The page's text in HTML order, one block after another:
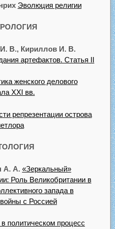
Эволюция религии
В., Кириллов И. В.
артефактов. Статья II
женского делового
ХХI вв.
репрезентации острова
А. А. «Зеркальный»
Роль Великобритании в
запада в
с Россией
политическом процесс